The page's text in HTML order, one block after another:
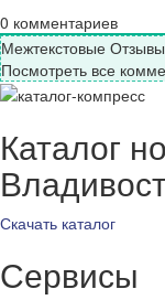
0 комментариев
Межтекстовые Отзывы
Посмотреть все
Каталог
Скачать каталог
Сервисы